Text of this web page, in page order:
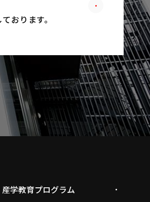
おります。
産学教育プログラム